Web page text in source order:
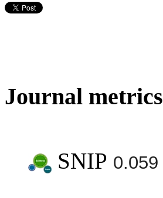
Journal metrics
SNIP 0.059